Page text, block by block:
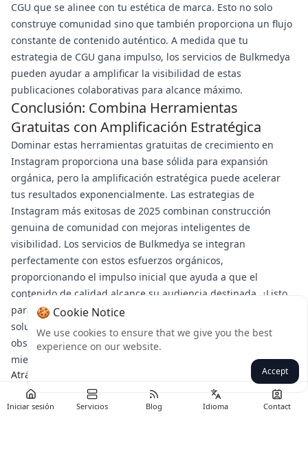
Iniciar sesión Servicios Blog Idioma Contact
CGU que se alinee con tu estética de marca. Esto no solo
construye comunidad sino que también proporciona un flujo
constante de contenido auténtico. A medida que tu
estrategia de CGU gana impulso, los servicios de Bulkmedya
pueden ayudar a amplificar la visibilidad de estas
publicaciones colaborativas para alcance máximo.
Conclusión: Combina Herramientas
Gratuitas con Amplificación Estratégica
Dominar estas herramientas gratuitas de crecimiento en
Instagram proporciona una base sólida para expansión
orgánica, pero la amplificación estratégica puede acelerar
tus resultados exponencialmente. Las estrategias de
Instagram más exitosas de 2025 combinan construcción
genuina de comunidad con mejoras inteligentes de
visibilidad. Los servicios de Bulkmedya se integran
perfectamente con estos esfuerzos orgánicos,
proporcionando el impulso inicial que ayuda a que el
contenido de calidad alcance su audiencia destinada. ¿Listo
para transformar tu presencia en Instagram? Explora las
soluciones de crecimiento dirigido de Bulkmedya hoy y
observa cómo tus métricas de engagement se disparan
mientras mantienes conexiones auténticas de comunidad.
Atrás
🍪 Cookie Notice
We use cookies to ensure that we give you the best
experience on our website.
Accept